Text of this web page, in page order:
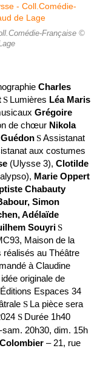
Française ©
Charles
S Lumières Léa Maris
Grégoire
de chœur Nikola
SAssistanat
aux costumes
(Ulysse 3), Clotilde
Marie Oppert
Chabauty
Simon
Adélaïde
Souyri S
Maison de la
réalisés au Théâtre
à Claudine
originale de
Espaces 34
S La pièce sera
S Durée 1h40
sam. 20h30, dim. 15h
– 21, rue